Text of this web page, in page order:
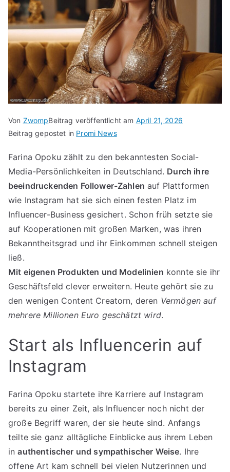
Von ZwompBeitrag veröffentlicht am April 21, 2026
Beitrag gepostet in Promi News
Farina Opoku zählt zu den bekanntesten Social-
Media-Persönlichkeiten in Deutschland. Durch ihre
beeindruckenden Follower-Zahlen auf Plattformen
wie Instagram hat sie sich einen festen Platz im
Influencer-Business gesichert. Schon früh setzte sie
auf Kooperationen mit großen Marken, was ihren
Bekanntheitsgrad und ihr Einkommen schnell steigen
ließ.
Mit eigenen Produkten und Modelinien konnte sie ihr
Geschäftsfeld clever erweitern. Heute gehört sie zu
den wenigen Content Creatorn, deren Vermögen auf
mehrere Millionen Euro geschätzt wird.
Start als Influencerin auf
Instagram
Farina Opoku startete ihre Karriere auf Instagram
bereits zu einer Zeit, als Influencer noch nicht der
große Begriff waren, der sie heute sind. Anfangs
teilte sie ganz alltägliche Einblicke aus ihrem Leben
inauthentischer und sympathischer Weise. Ihre
offene Art kam schnell bei vielen Nutzerinnen und